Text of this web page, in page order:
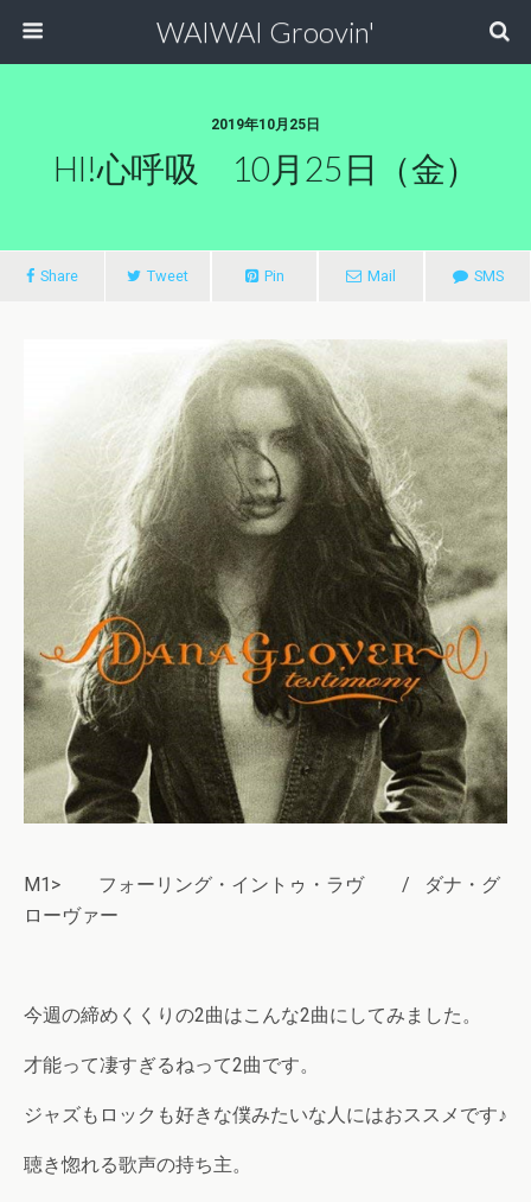
WAIWAI Groovin'
2019年10月25日
HI!心呼吸 10月25日（金）
Share Tweet Pin Mail SMS
M1> フォーリング・イントゥ・ラヴ / ダナ・グ
ローヴァー
今週の締めくくりの2曲はこんな2曲にしてみました。
才能って凄すぎるねって2曲です。
ジャズもロックも好きな僕みたいな人にはおススメです♪
聴き惚れる歌声の持ち主。